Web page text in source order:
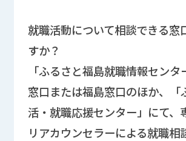
就職活動について相談できる窓
すか？
「ふるさと福島就職情報セン
窓口または福島窓口のほか、「
活・就職応援センター」にて、
リアカウンセラーによる就職相